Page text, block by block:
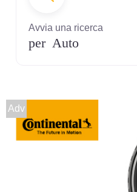
Avvia una ricerca
per Auto
Adv